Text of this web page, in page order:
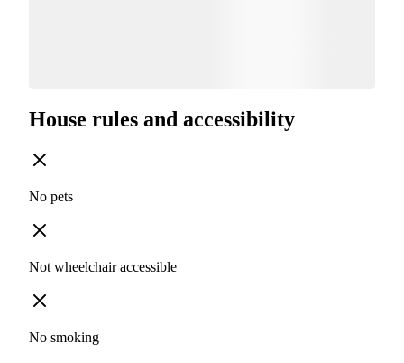
House rules and accessibility
No pets
Not wheelchair accessible
No smoking